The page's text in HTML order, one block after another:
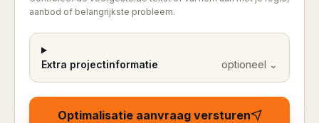
aanbod of belangrijkste probleem.
Extra projectinformatie optioneel ⌄
Optimalisatie aanvraag versturen